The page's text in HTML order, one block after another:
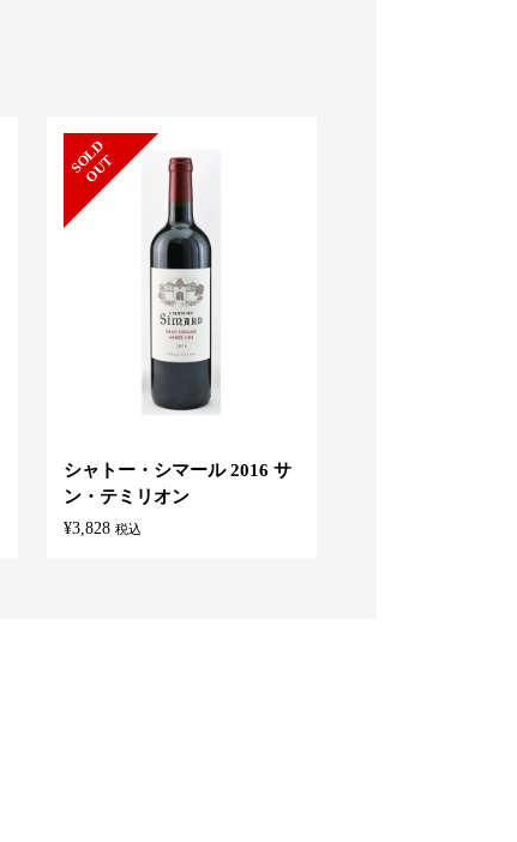
S
O
L
D
O
U
T
シャトー・シマール 2016 サ
ン・テミリオン
¥3,828 税込